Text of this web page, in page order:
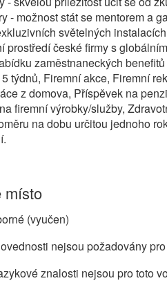
- možnost stát se mentorem a
světelných instalacích
prostředí české firmy s
zaměstnaneckých benefitů
týdnů, Firemní akce, Firemní
z domova, Příspěvek na
firemní výrobky/služby,
na dobu určitou jednoho
místo
(vyučen)
nejsou požadovány
znalosti nejsou pro toto